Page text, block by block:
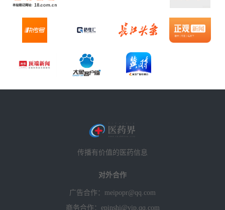
传播有价值的医药信息
对外合作
广告合作：meipopr@qq.com
商务合作：epinshi@vip.qq.com